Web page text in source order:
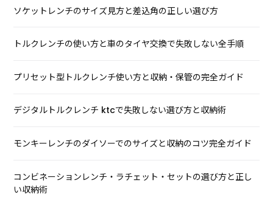
ソケットレンチのサイズ見方と差込角の正しい選び方
トルクレンチの使い方と車のタイヤ交換で失敗しない全手順
プリセット型トルクレンチ使い方と収納・保管の完全ガイド
デジタルトルクレンチ ktcで失敗しない選び方と収納術
モンキーレンチのダイソーでのサイズと収納のコツ完全ガイド
コンビネーションレンチ・ラチェット・セットの選び方と正し
い収納術